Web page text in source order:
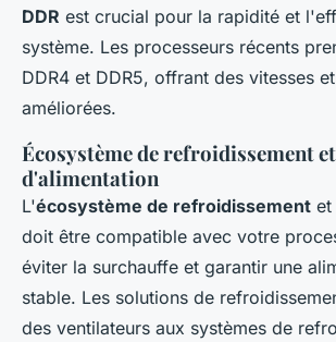
DDR est crucial pour la rapidité et
système. Les processeurs récents
DDR4 et DDR5, offrant des vitesses
améliorées.
Écosystème de refroidissement et
d'alimentation
L'écosystème de refroidissement et
doit être compatible avec votre
éviter la surchauffe et garantir une
stable. Les solutions de
des ventilateurs aux systèmes de